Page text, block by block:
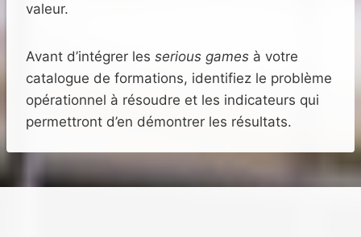
valeur.
Avant d’intégrer les serious games à votre
catalogue de formations, identifiez le problème
opérationnel à résoudre et les indicateurs qui
permettront d’en démontrer les résultats.